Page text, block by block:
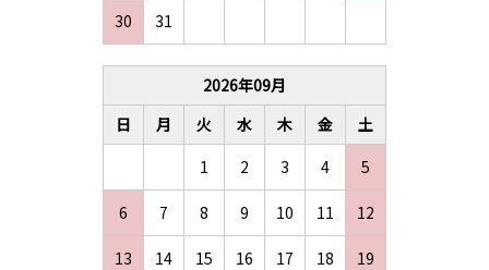
30 31
2026年09月
日
月 火 水 木 金
土
1
2 3 4 5
6 7 8 9 10 11 12
13 14 15 16 17 18 19